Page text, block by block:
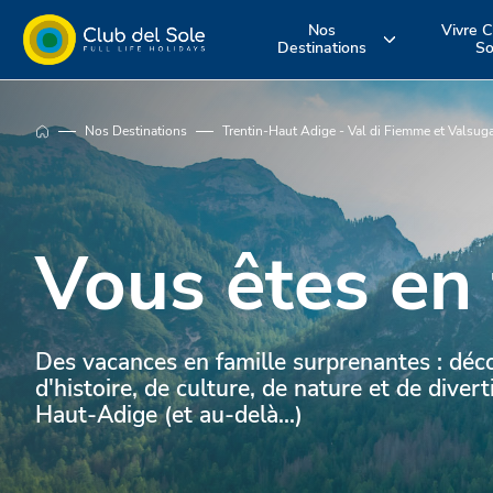
Nos
Destinations
Où voulez-vous
aller en
vacances?
Vivre
Découvrez
services
Vivez vos
vacances
vous le
Nos Destinations Trentin-Haut Adige - Val di Fiemme et
Vous êtes
Des vacances en famille surprenantes :
d'histoire, de culture, de nature et de
Haut-Adige (et au-delà...)